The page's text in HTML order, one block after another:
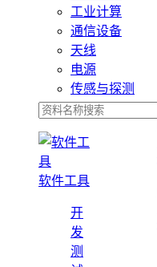
工业计算
通信设备
天线
电源
传感与探测
软件工具
开
发
测